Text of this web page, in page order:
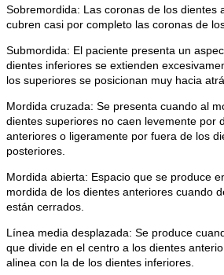
Sobremordida: Las coronas de los dientes
cubren casi por completo las coronas de
Submordida: El paciente presenta un
dientes inferiores se extienden
los superiores se posicionan muy hacia
Mordida cruzada: Se presenta cuando al
dientes superiores no caen levemente por
anteriores o ligeramente por fuera de los
posteriores.
Mordida abierta: Espacio que se produce
mordida de los dientes anteriores cuando
están cerrados.
Línea media desplazada: Se produce
que divide en el centro a los dientes
alinea con la de los dientes inferiores.